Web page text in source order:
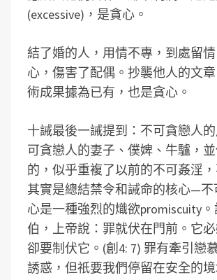
(excessive)，是貪心。
結了婚的人，用情不專，到處留
心，傷害了配偶。抄襲他人的文
術成果據為已有，也是貪心。
十誡最後一誡提到：不可貪戀人
可貪戀人的妻子、僕婢、牛驢，
的，似乎重複了以前的不可姦淫，
其實是總結禁令和誡命的核心—不
心是一種強烈的熾欲promiscuity
伯，上帝說：罪就伏在門前。它
卻要制伏它。(創4: 7) 罪有牽引戀
誘惑，但祇要我們停留在安全的